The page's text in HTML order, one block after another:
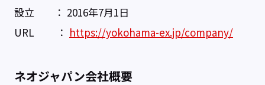
設立 ： 2016年7月1日
URL ： https://yokohama-ex.jp/company/
ネオジャパン会社概要